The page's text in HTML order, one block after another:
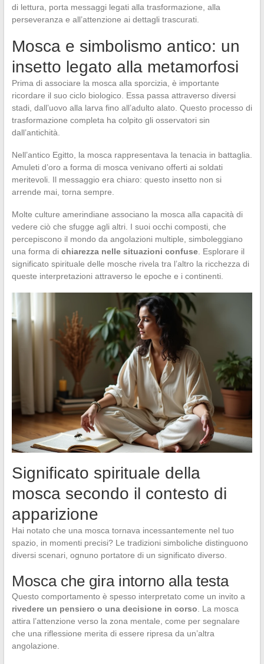
di lettura, porta messaggi legati alla trasformazione, alla
perseveranza e all’attenzione ai dettagli trascurati.
Mosca e simbolismo antico: un
insetto legato alla metamorfosi
Prima di associare la mosca alla sporcizia, è importante
ricordare il suo ciclo biologico. Essa passa attraverso diversi
stadi, dall’uovo alla larva fino all’adulto alato. Questo processo di
trasformazione completa ha colpito gli osservatori sin
dall’antichità.
Nell’antico Egitto, la mosca rappresentava la tenacia in battaglia.
Amuleti d’oro a forma di mosca venivano offerti ai soldati
meritevoli. Il messaggio era chiaro: questo insetto non si
arrende mai, torna sempre.
Molte culture amerindiane associano la mosca alla capacità di
vedere ciò che sfugge agli altri. I suoi occhi composti, che
percepiscono il mondo da angolazioni multiple, simboleggiano
una forma di chiarezza nelle situazioni confuse. Esplorare il
significato spirituale delle mosche rivela tra l’altro la ricchezza di
queste interpretazioni attraverso le epoche e i continenti.
Significato spirituale della
mosca secondo il contesto di
apparizione
Hai notato che una mosca tornava incessantemente nel tuo
spazio, in momenti precisi? Le tradizioni simboliche distinguono
diversi scenari, ognuno portatore di un significato diverso.
Mosca che gira intorno alla testa
Questo comportamento è spesso interpretato come un invito a
rivedere un pensiero o una decisione in corso . La mosca
attira l’attenzione verso la zona mentale, come per segnalare
che una riflessione merita di essere ripresa da un’altra
angolazione.